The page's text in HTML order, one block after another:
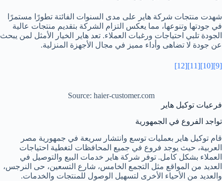
شهدت منتجات شركة هاير على مدى السنوات الفائتة تطورًا مستمرًا
في جودتها وتنوعها، مما يعكس التزام الشركة بتقديم منتجات عالية
الجودة تلبي احتياجات ورغبات العملاء. تعد هاير الخيار الأمثل لمن يبحث
عن جودة لا تضاهى وأداء مميز في مجال الأجهزة المنزلية.
[9]
[10]
[11]
[12]
Source: haier-customer.com
فرعيات توكيل هاير
تواجد الفروع في الجمهورية
قام توكيل هاير بعمليات توسع وانتشار سريعة في جمهورية مصر
العربية، حيث يوجد فروع في جميع المحافظات لتغطية احتياجات
العملاء بشكل كامل. توفر شركة هاير خدمات البيع والتوصيل في
العديد من المواقع مثل التجمع الخامس، شارع التسعين، حى النرجس،
والعديد من الأحياء الأخرى لتسهيل الوصول للمنتجات والخدمات.